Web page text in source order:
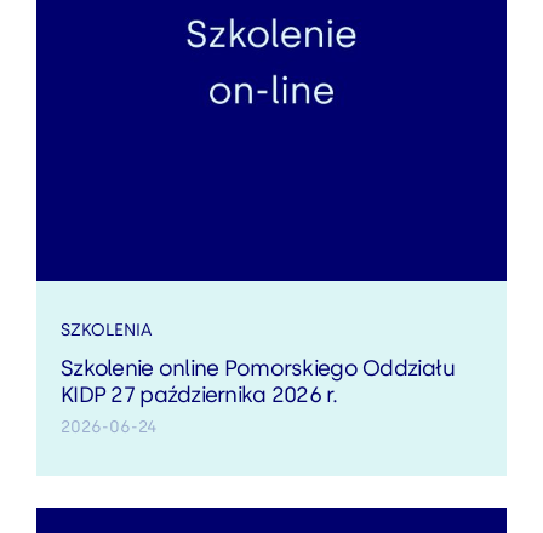
SZKOLENIA
Szkolenie online Pomorskiego Oddziału
KIDP 27 października 2026 r.
2026-06-24